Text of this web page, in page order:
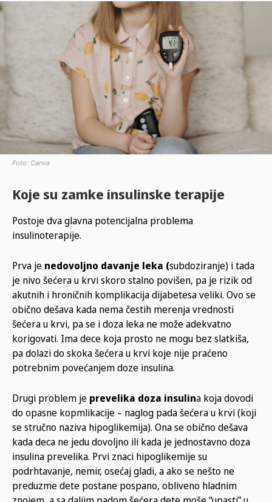
Foto: Canva
Koje su zamke insulinske terapije
Postoje dva glavna potencijalna problema
insulinoterapije.
Prva je nedovoljno davanje leka (subdoziranje) i tada
je nivo šećera u krvi skoro stalno povišen, pa je rizik od
akutnih i hroničnih komplikacija dijabetesa veliki. Ovo se
obično dešava kada nema čestih merenja vrednosti
šećera u krvi, pa se i doza leka ne može adekvatno
korigovati. Ima dece koja prosto ne mogu bez slatkiša,
pa dolazi do skoka šećera u krvi koje nije praćeno
potrebnim povećanjem doze insulina.
Drugi problem je prevelika doza insulina koja dovodi
do opasne kopmlikacije – naglog pada šećera u krvi (koji
se stručno naziva hipoglikemija). Ona se obično dešava
kada deca ne jedu dovoljno ili kada je jednostavno doza
insulina prevelika. Prvi znaci hipoglikemije su
podrhtavanje, nemir, osećaj gladi, a ako se nešto ne
preduzme dete postane pospano, obliveno hladnim